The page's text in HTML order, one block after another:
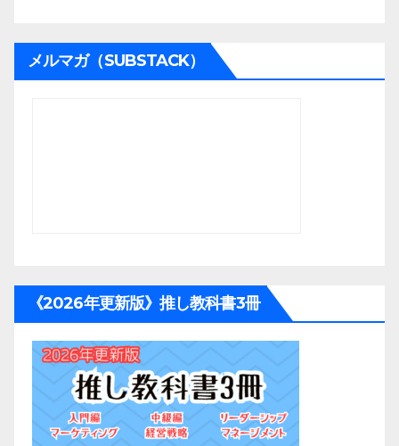
メルマガ（SUBSTACK）
《2026年更新版》推し教科書3冊